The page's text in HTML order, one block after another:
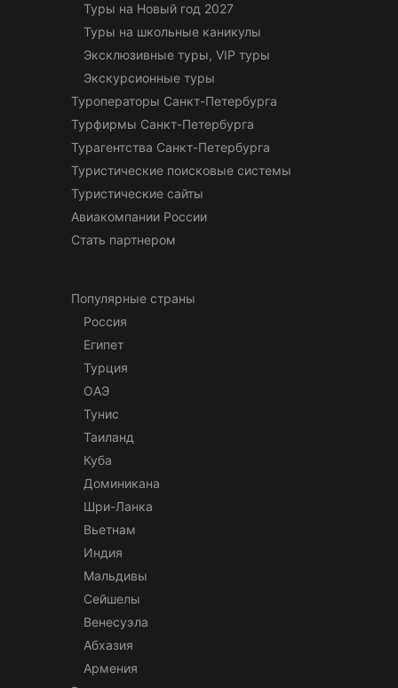
Туры на Новый год 2027
Туры на школьные каникулы
Эксклюзивные туры, VIP туры
Экскурсионные туры
Туроператоры Санкт-Петербурга
Турфирмы Санкт-Петербурга
Турагентства Санкт-Петербурга
Туристические поисковые системы
Туристические сайты
Авиакомпании России
Стать партнером
Популярные страны
Россия
Египет
Турция
ОАЭ
Тунис
Таиланд
Куба
Доминикана
Шри-Ланка
Вьетнам
Индия
Мальдивы
Сейшелы
Венесуэла
Абхазия
Армения